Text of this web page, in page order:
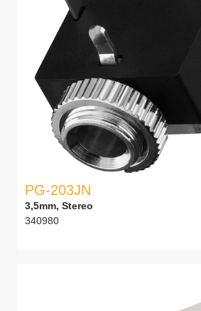
PG-203JN
3,5mm, Stereo
340980